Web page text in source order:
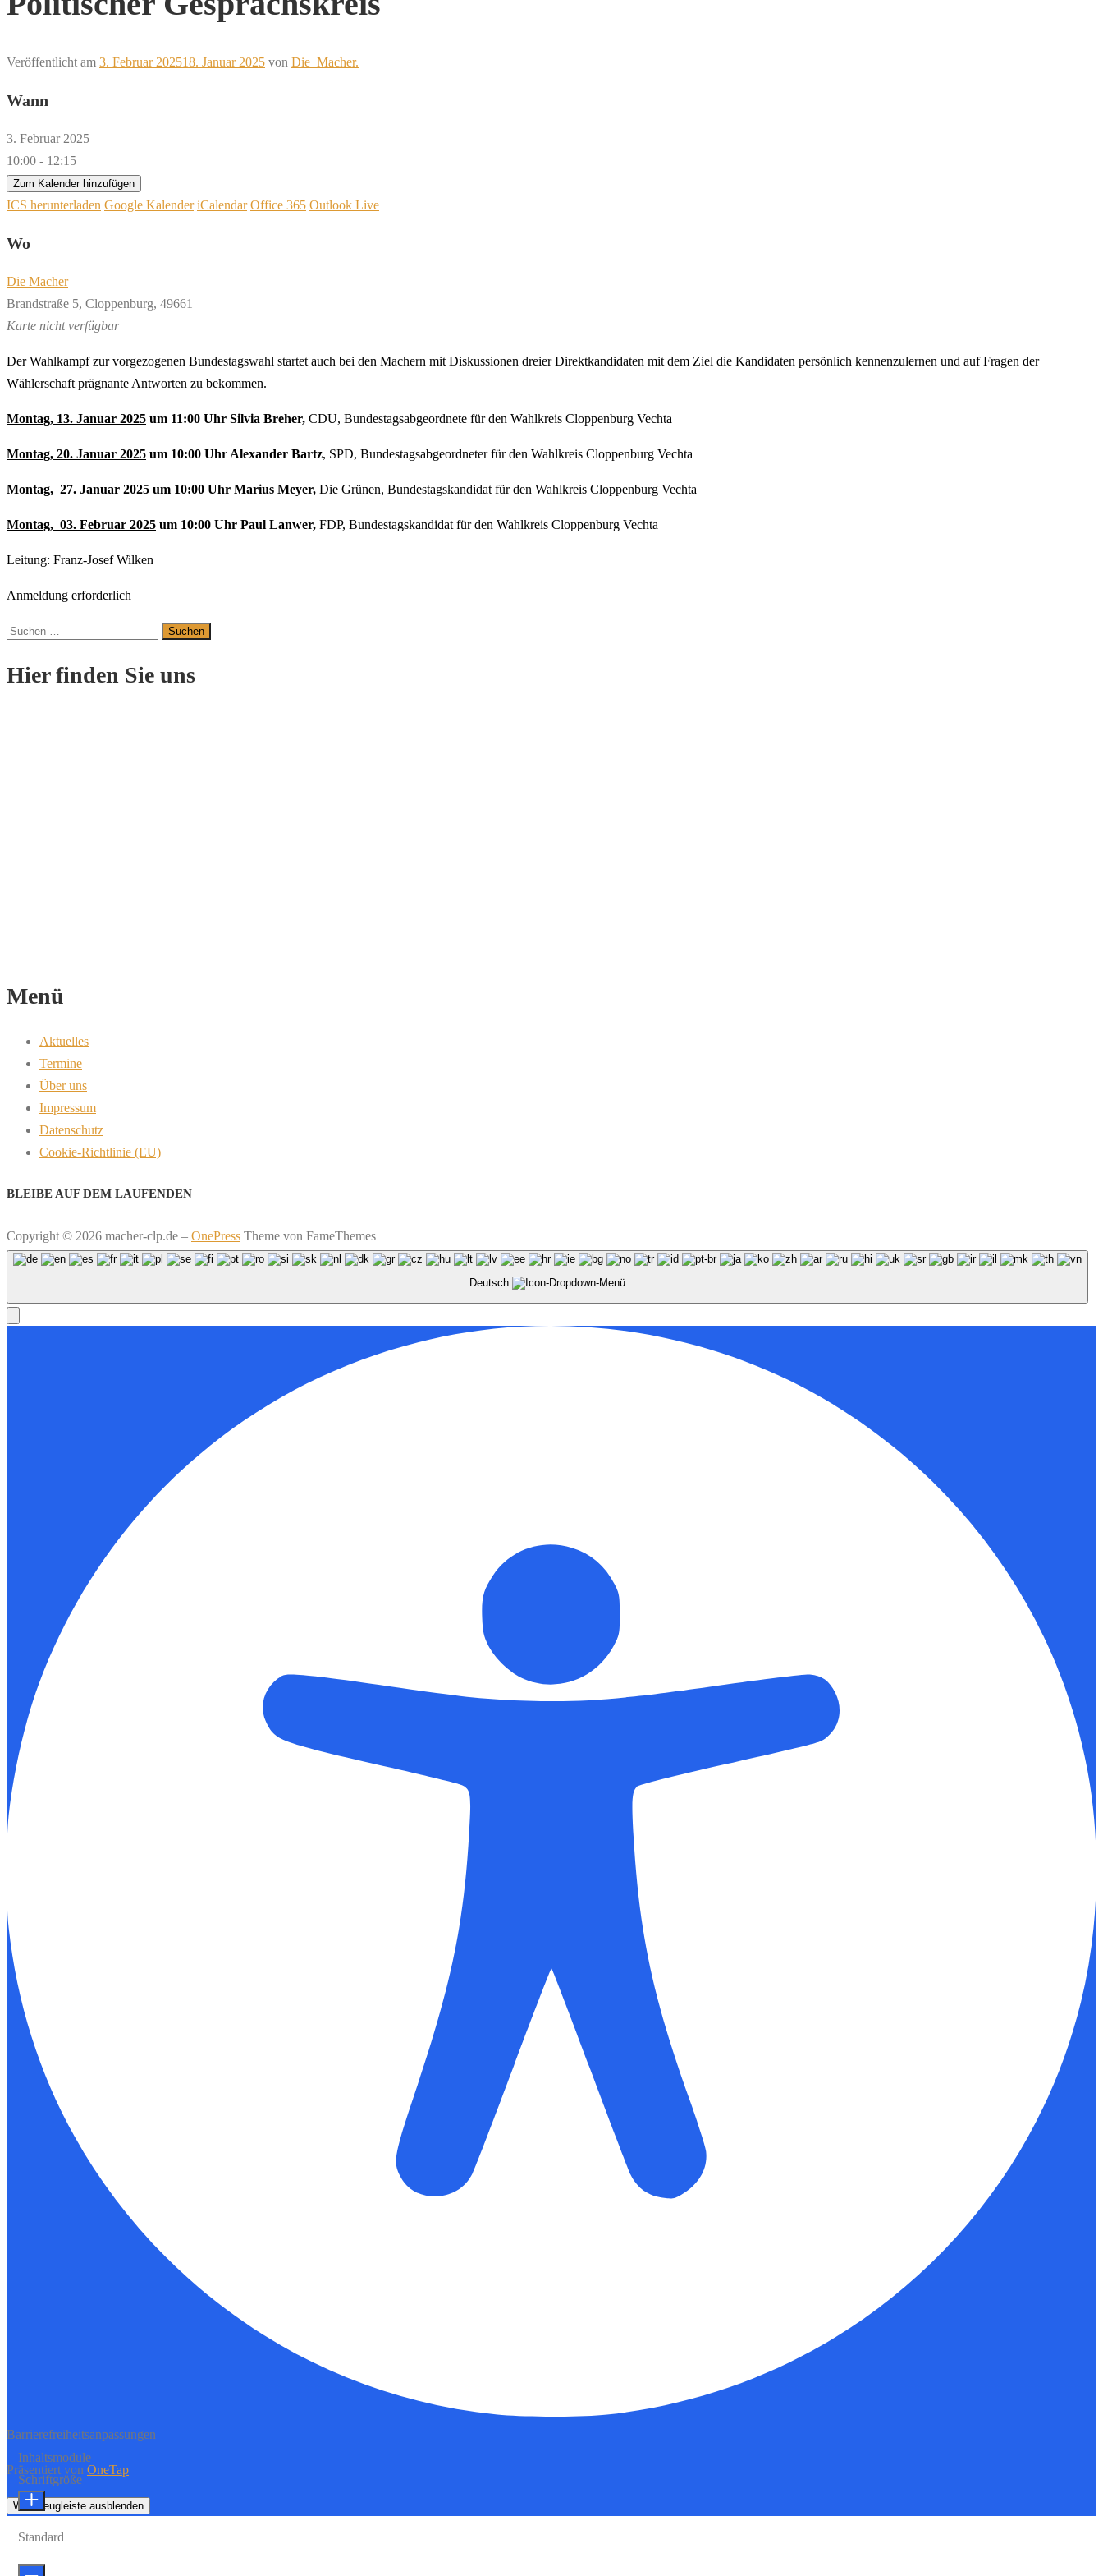
Veröffentlicht am 3. Februar 202518. Januar 2025 von Die_Macher.
Wann
3. Februar 2025
10:00 - 12:15
Zum Kalender hinzufügen
ICS herunterladen Google Kalender iCalendar Office 365 Outlook Live
Wo
Die Macher
Brandstraße 5, Cloppenburg, 49661
Karte nicht verfügbar
Der Wahlkampf zur vorgezogenen Bundestagswahl startet auch bei den Machern mit Diskussionen dreier Direktkandidaten mit dem Ziel die Kandidaten persönlich kennenzulernen und auf Fragen der
Wählerschaft prägnante Antworten zu bekommen.
Montag, 13. Januar 2025 um 11:00 Uhr Silvia Breher, CDU, Bundestagsabgeordnete für den Wahlkreis Cloppenburg Vechta
Montag, 20. Januar 2025 um 10:00 Uhr Alexander Bartz, SPD, Bundestagsabgeordneter für den Wahlkreis Cloppenburg Vechta
Montag, 27. Januar 2025 um 10:00 Uhr Marius Meyer, Die Grünen, Bundestagskandidat für den Wahlkreis Cloppenburg Vechta
Montag, 03. Februar 2025 um 10:00 Uhr Paul Lanwer, FDP, Bundestagskandidat für den Wahlkreis Cloppenburg Vechta
Leitung: Franz-Josef Wilken
Anmeldung erforderlich
Suchen
Hier finden Sie uns
Menü
Aktuelles
Termine
Über uns
Impressum
Datenschutz
Cookie-Richtlinie (EU)
BLEIBE AUF DEM LAUFENDEN
Copyright © 2026 macher-clp.de – OnePress Theme von FameThemes
Deutsch
Barrierefreiheitsanpassungen
Präsentiert von OneTap
Werkzeugleiste ausblenden
Inhaltsmodule
Schriftgröße
Standard